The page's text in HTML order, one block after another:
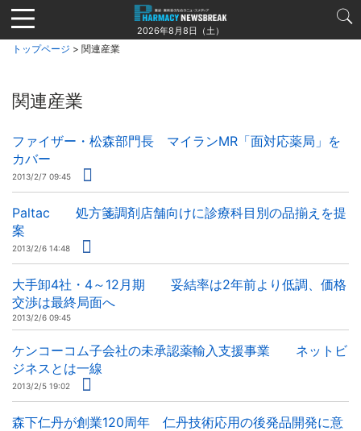
Jump
to
navigation
2026年8月8日（土）
トップページ > 関連産業
関連産業
ファイザー・松森部門長 マイランMR「面対応薬局」を
カバー
2013/2/7 09:45
Paltac 処方箋調剤店舗向けに診療科目別の品揃えを提
案
2013/2/6 14:48
大手卸4社・4～12月期 妥結率は2年前より低調、価格
交渉は最終局面へ
2013/2/6 09:45
ケンコーコム子会社の未承認薬輸入支援事業 ネットビ
ジネスとは一線
2013/2/5 19:02
森下仁丹が創業120周年 仁丹技術応用の後発品開発に意